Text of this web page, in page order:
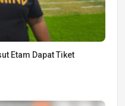
Etam Dapat Tiket